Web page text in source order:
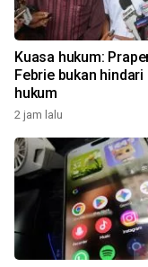
Kuasa hukum:
Febrie bukan
hukum
2 jam lalu